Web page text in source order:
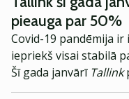
pieauga par 50%
Covid-19 pandēmija
iepriekš visai stabilā
Šī gada janvārī Tallink
kas ir par 50% vairāk